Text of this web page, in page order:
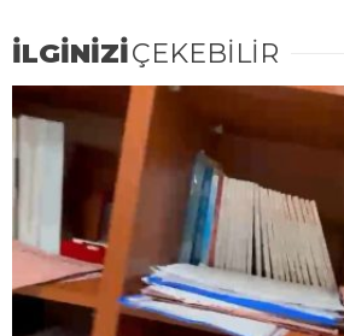
İLGİNİZİÇEKEBİLİR